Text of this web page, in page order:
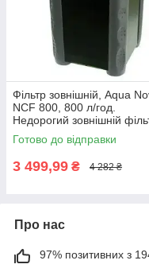
Фільтр зовнішній, Aqua
NCF 800, 800 л/год.
Недорогий зовнішній
для акваріума
Готово до відправки
3 499,99 ₴ 4 282 ₴
Про нас
97% позитивних з